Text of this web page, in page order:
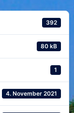
392
80 kB
1
4. November 2021